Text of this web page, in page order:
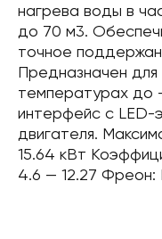
нагрева воды в
до 70 м3.
точное
Предназначен для
температурах до
интерфейс с LED-
двигателя.
15.64 кВт
4.6 — 12.27 Фреон: